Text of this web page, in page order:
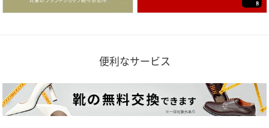
便利なサービス